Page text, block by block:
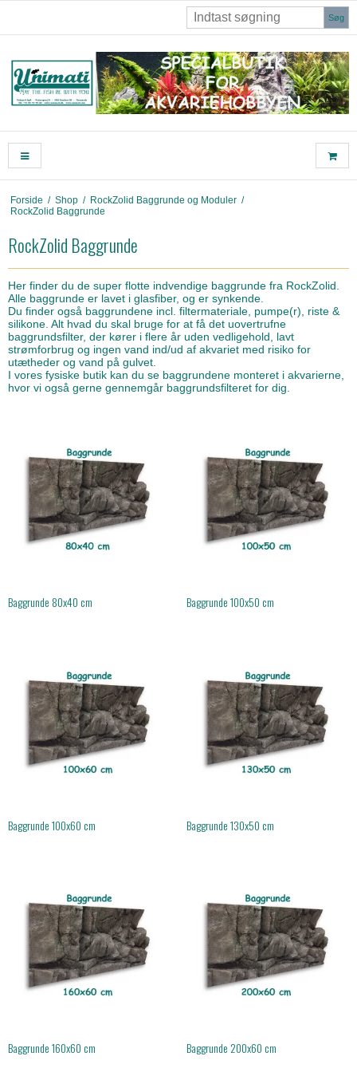
Søg
Forside / Shop / RockZolid Baggrunde og Moduler /
RockZolid Baggrunde
RockZolid Baggrunde
Her finder du de super flotte indvendige baggrunde fra RockZolid.
Alle baggrunde er lavet i glasfiber, og er synkende.
Du finder også baggrundene incl. filtermateriale, pumpe(r), riste &
silikone. Alt hvad du skal bruge for at få det uovertrufne
baggrundsfilter, der kører i flere år uden vedligehold, lavt
strømforbrug og ingen vand ind/ud af akvariet med risiko for
utætheder og vand på gulvet.
I vores fysiske butik kan du se baggrundene monteret i akvarierne,
hvor vi også gerne gennemgår baggrundsfilteret for dig.
Baggrunde 80x40 cm Baggrunde 100x50 cm
Baggrunde 100x60 cm Baggrunde 130x50 cm
Baggrunde 160x60 cm Baggrunde 200x60 cm